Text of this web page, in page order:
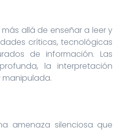
allá de enseñar a leer y
críticas, tecnológicas
de información. Las
la interpretación
amenaza silenciosa que